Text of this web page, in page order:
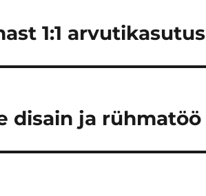
1:1 arvutikasutus
disain ja rühmatöö